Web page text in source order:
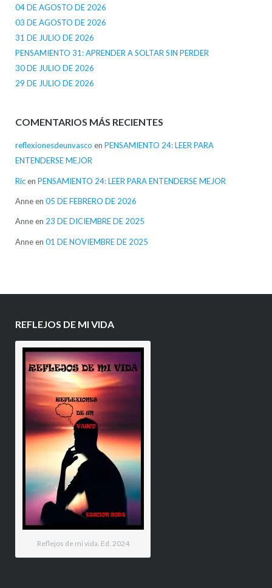
04 DE AGOSTO DE 2026
03 DE AGOSTO DE 2026
31 DE JULIO DE 2026
PENSAMIENTO 31: APRENDER A SOLTAR SIN PERDER
30 DE JULIO DE 2026
29 DE JULIO DE 2026
COMENTARIOS MÁS RECIENTES
reflexionesdeunvasco en PENSAMIENTO 24: LEER PARA
ENTENDERSE MEJOR
Ricen PENSAMIENTO 24: LEER PARA ENTENDERSE MEJOR
Anneen 05 DE FEBRERO DE 2026
Anneen 23 DE DICIEMBRE DE 2025
Anneen 01 DE NOVIEMBRE DE 2025
REFLEJOS DE MI VIDA
Reflejos de mi vida. Ed. 2024